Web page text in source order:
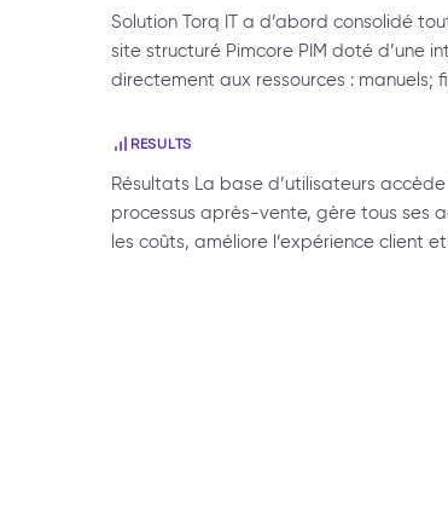
Solution Torq IT a d’abord consolidé
site structuré Pimcore PIM doté d’une
directement aux ressources :
RESULTS
Résultats La base d’utilisateurs
processus après-vente, gère tous ses
les coûts, améliore l’expérience client